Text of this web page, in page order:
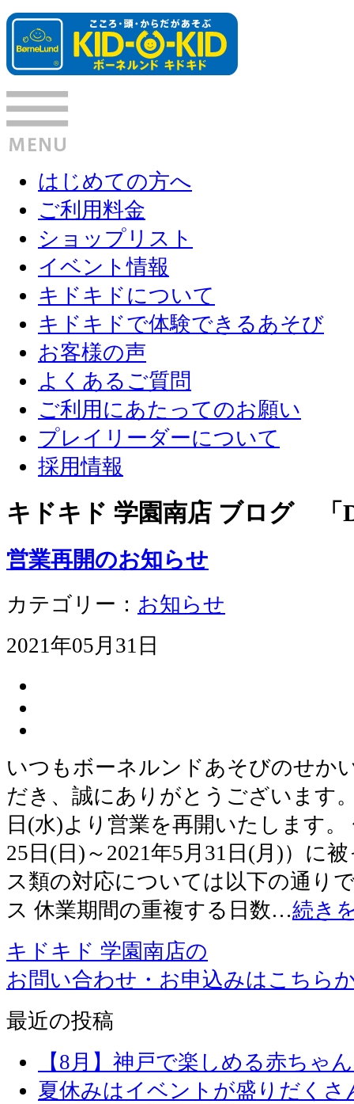
はじめての方へ
ご利用料金
ショップリスト
イベント情報
キドキドについて
キドキドで体験できるあそび
お客様の声
よくあるご質問
ご利用にあたってのお願い
プレイリーダーについて
採用情報
キドキド 学園南店 ブログ 「
営業再開のお知らせ
カテゴリー： お知らせ
2021年05月31日
いつもボーネルンドあそびのせか
だき、誠にありがとうございます
日(水)より営業を再開いたします。
25日(日)～2021年5月31日(月)）に
ス類の対応については以下の通り
ス 休業期間の重複する日数…続き
キドキド 学園南店の
お問い合わせ・お申込みはこちら
最近の投稿
【8月】神戸で楽しめる赤ちゃ
夏休みはイベントが盛りだくさ